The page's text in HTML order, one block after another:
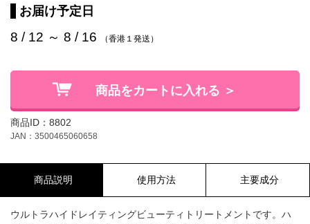
お届け予定日
8 / 12 ～ 8 / 16 （香港１発送）
商品をカートに入れる ＞
商品ID：8802
JAN：3500465060658
商品説明 使用方法 主要成分
ウルトラハイドレイティングビューティトリートメントです。ハ